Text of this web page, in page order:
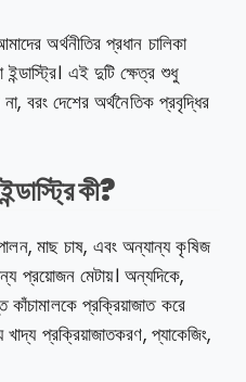
অর্থনীতির প্রধান চালিকা
এই দুটি ক্ষেত্র শুধু
বরং দেশের অর্থনৈতিক প্রবৃদ্ধির
কী?
মাছ চাষ, এবং অন্যান্য কৃষিজ
প্রয়োজন মেটায়। অন্যদিকে,
প্রক্রিয়াজাত করে
প্রক্রিয়াজাতকরণ, প্যাকেজিং,